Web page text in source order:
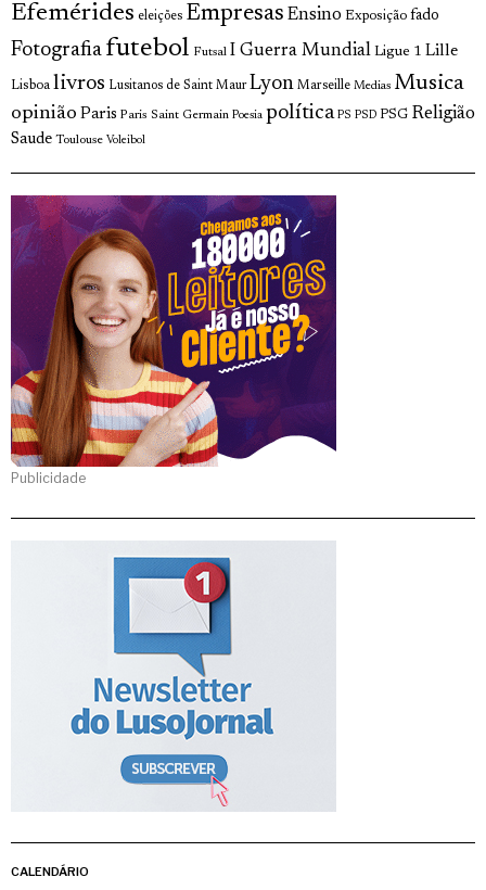
Efemérides eleições Empresas Ensino Exposição fado
Fotografia futebol Futsal I Guerra Mundial Ligue 1 Lille
Lisboa livros Lusitanos de Saint Maur Lyon Marseille Medias Musica
opinião Paris Paris Saint Germain Poesia política PS PSD PSG Religião
Saude Toulouse Voleibol
Publicidade
CALENDÁRIO